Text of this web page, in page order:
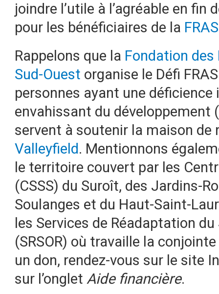
joindre l’utile à l’agréable en
pour les bénéficiaires de la FRAS
Rappelons que la Fondation
Sud-Ouest organise le Défi
personnes ayant une
envahissant du
servent à soutenir la maison de
Valleyfield. Mentionnons
le territoire couvert par les
(CSSS) du Suroît, des Jardins-
Soulanges et du Haut-Saint-
les Services de Réadaptation
(SRSOR) où travaille la
un don, rendez-vous sur le site
sur l’onglet Aide financière.